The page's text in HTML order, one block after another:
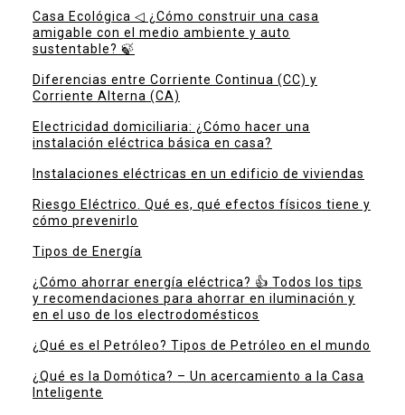
Casa Ecológica ◁ ¿Cómo construir una casa
amigable con el medio ambiente y auto
sustentable? 🍃
Diferencias entre Corriente Continua (CC) y
Corriente Alterna (CA)
Electricidad domiciliaria: ¿Cómo hacer una
instalación eléctrica básica en casa?
Instalaciones eléctricas en un edificio de viviendas
Riesgo Eléctrico. Qué es, qué efectos físicos tiene y
cómo prevenirlo
Tipos de Energía
¿Cómo ahorrar energía eléctrica? 👍 Todos los tips
y recomendaciones para ahorrar en iluminación y
en el uso de los electrodomésticos
¿Qué es el Petróleo? Tipos de Petróleo en el mundo
¿Qué es la Domótica? – Un acercamiento a la Casa
Inteligente